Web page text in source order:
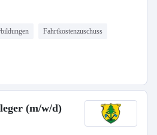
Fahrtkostenzuschuss
(m/w/d)